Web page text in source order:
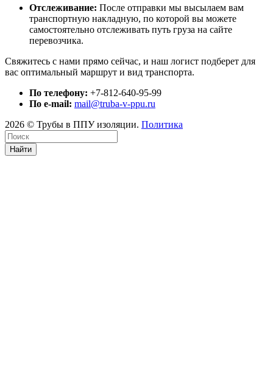
Отслеживание: После отправки мы высылаем вам
транспортную накладную, по которой вы можете
самостоятельно отслеживать путь груза на сайте
перевозчика.
Свяжитесь с нами прямо сейчас, и наш логист подберет для
вас оптимальный маршрут и вид транспорта.
По телефону: +7-812-640-95-99
По e-mail: mail@truba-v-ppu.ru
2026 © Трубы в ППУ изоляции. Политика
Найти